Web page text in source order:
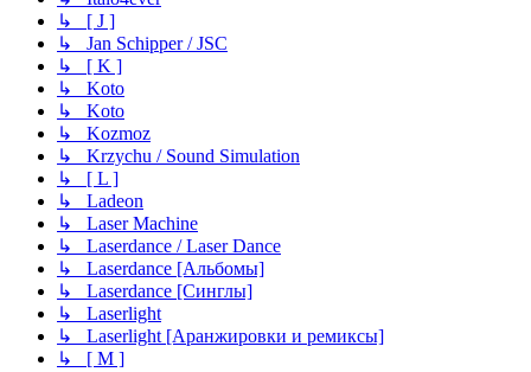
↳ [ J ]
↳ Jan Schipper / JSC
↳ [ K ]
↳ Koto
↳ Koto
↳ Kozmoz
↳ Krzychu / Sound Simulation
↳ [ L ]
↳ Ladeon
↳ Laser Machine
↳ Laserdance / Laser Dance
↳ Laserdance [Альбомы]
↳ Laserdance [Синглы]
↳ Laserlight
↳ Laserlight [Аранжировки и ремиксы]
↳ [ M ]